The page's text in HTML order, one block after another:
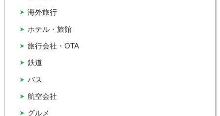
グルメ
バス
ホテル・旅館
旅行会社・OTA
海外旅行
航空会社
鉄道